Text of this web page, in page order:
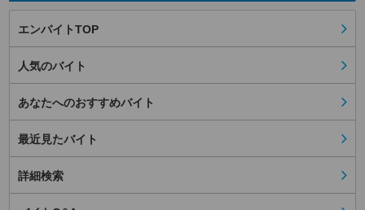
エンバイトTOP
人気のバイト
あなたへのおすすめバイト
最近見たバイト
詳細検索